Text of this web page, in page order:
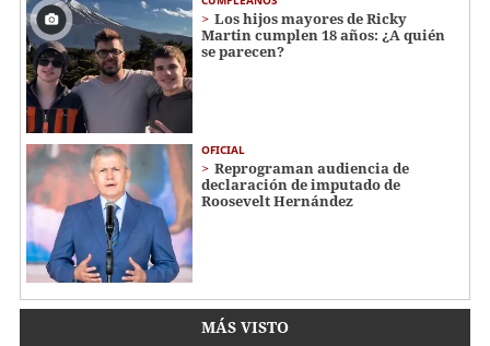
Los hijos mayores de Ricky
Martin cumplen 18 años: ¿A quién
se parecen?
OFICIAL
Reprograman audiencia de
declaración de imputado de
Roosevelt Hernández
MÁS VISTO